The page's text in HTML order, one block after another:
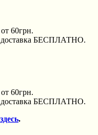
60грн.
доставка БЕСПЛАТНО.
60грн.
доставка БЕСПЛАТНО.
.